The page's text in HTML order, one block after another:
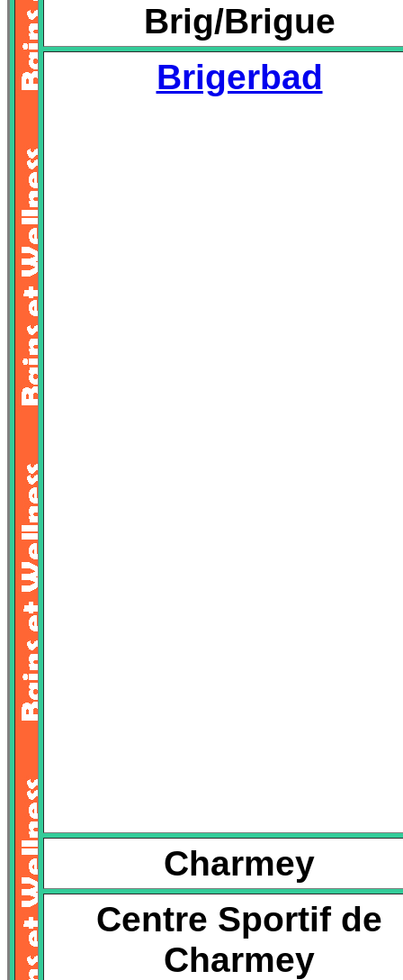
Brig/Brigue
Brigerbad
Charmey
Centre Sportif de
Charmey